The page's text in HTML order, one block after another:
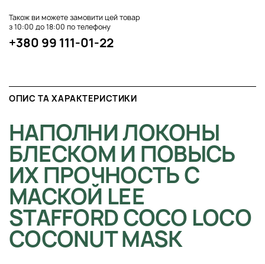
Також ви можете замовити цей товар
з 10:00 до 18:00 по телефону
+380 99 111-01-22
ОПИС ТА ХАРАКТЕРИСТИКИ
НАПОЛНИ ЛОКОНЫ
БЛЕСКОМ И ПОВЫСЬ
ИХ ПРОЧНОСТЬ С
МАСКОЙ LEE
STAFFORD COCO LOCO
COCONUT MASK